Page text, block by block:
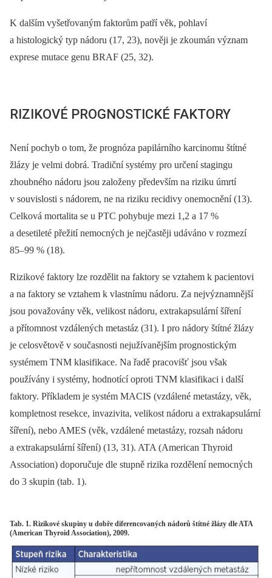
K dalším vyšetřovaným faktorům patří věk, pohlaví
a histologický typ nádoru (17, 23), nověji je zkoumán význam
exprese mutace genu BRAF (25, 32).
RIZIKOVÉ PROGNOSTICKÉ FAKTORY
Není pochyb o tom, že prognóza papilárního karcinomu štítné
žlázy je velmi dobrá. Tradiční systémy pro určení stagingu
zhoubného nádoru jsou založeny především na riziku úmrtí
v souvislosti s nádorem, ne na riziku recidivy onemocnění (13).
Celková mortalita se u PTC pohybuje mezi 1,2 a 17 %
a desetileté přežití nemocných je nejčastěji udáváno v rozmezí
85–99 % (18).
Rizikové faktory lze rozdělit na faktory se vztahem k pacientovi
a na faktory se vztahem k vlastnímu nádoru. Za nejvýznamnější
jsou považovány věk, velikost nádoru, extrakapsulární šíření
a přítomnost vzdálených metastáz (31). I pro nádory štítné žlázy
je celosvětově v současnosti nejužívanějším prognostickým
systémem TNM klasifikace. Na řadě pracovišť jsou však
používány i systémy, hodnotící oproti TNM klasifikaci i další
faktory. Příkladem je systém MACIS (vzdálené metastázy, věk,
kompletnost resekce, invazivita, velikost nádoru a extrakapsulární
šíření), nebo AMES (věk, vzdálené metastázy, rozsah nádoru
a extrakapsulární šíření) (13, 31). ATA (American Thyroid
Association) doporučuje dle stupně rizika rozdělení nemocných
do 3 skupin (tab. 1).
Tab. 1. Rizikové skupiny u dobře diferencovaných nádorů štítné žlázy dle ATA
(American Thyroid Association), 2009.